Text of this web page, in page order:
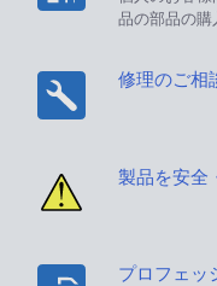
品の部品の購
修理のご相
製品を安全
プロフェッ